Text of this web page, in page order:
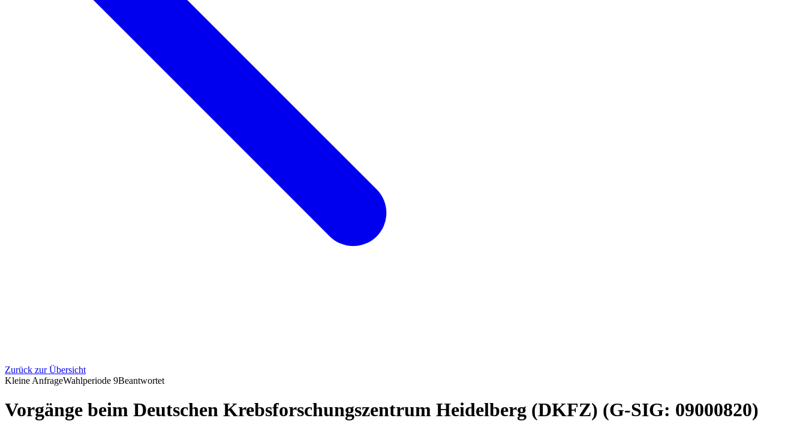
Zurück zur Übersicht
Kleine AnfrageWahlperiode 9Beantwortet
Vorgänge beim Deutschen Krebsforschungszentrum Heidelberg (DKFZ) (G-SIG: 09000820)